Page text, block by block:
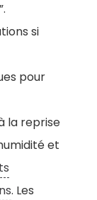
si
pour
la reprise
et
. Les